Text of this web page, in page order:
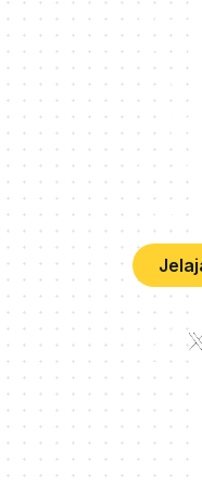
Kelas
praktisi
PT.
HQ,
5th
Kota
Jakarta